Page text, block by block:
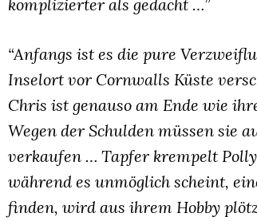
komplizierter als gedacht …”
“Anfangs ist es die pure
Inselort vor Cornwalls Küste
Chris ist genauso am Ende wie
Wegen der Schulden müssen sie
verkaufen … Tapfer krempelt
während es unmöglich scheint,
finden, wird aus ihrem Hobby